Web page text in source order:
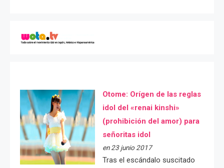
Otome: Orígen de las reglas
idol del «renai kinshi»
(prohibición del amor) para
señoritas idol
en 23 junio 2017
Tras el escándalo suscitado